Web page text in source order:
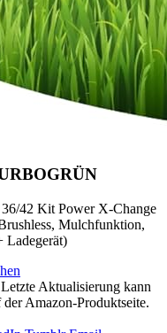
42 Kit Power X-Change
Mulchfunktion,
Ladegerät)
Aktualisierung kann
Amazon-Produktseite.